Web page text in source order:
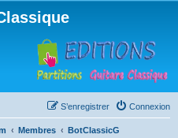
Connexion
S’enregistrer
Membres BotClassicG